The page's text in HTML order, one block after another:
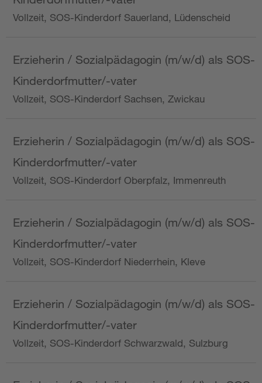
Vollzeit, SOS-Kinderdorf Sauerland, Lüdenscheid
Erzieherin / Sozialpädagogin (m/w/d) als SOS-
Kinderdorfmutter/-vater
Vollzeit, SOS-Kinderdorf Sachsen, Zwickau
Erzieherin / Sozialpädagogin (m/w/d) als SOS-
Kinderdorfmutter/-vater
Vollzeit, SOS-Kinderdorf Oberpfalz, Immenreuth
Erzieherin / Sozialpädagogin (m/w/d) als SOS-
Kinderdorfmutter/-vater
Vollzeit, SOS-Kinderdorf Niederrhein, Kleve
Erzieherin / Sozialpädagogin (m/w/d) als SOS-
Kinderdorfmutter/-vater
Vollzeit, SOS-Kinderdorf Schwarzwald, Sulzburg